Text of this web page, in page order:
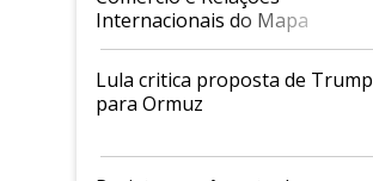
Internacionais do Mapa
Lula critica proposta de Trump
para Ormuz